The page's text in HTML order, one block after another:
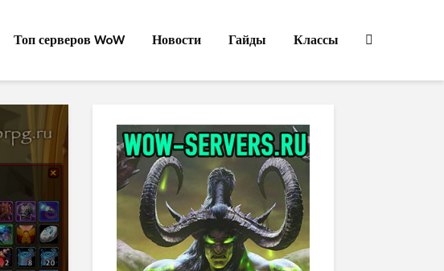
Топ серверов WoW Новости Гайды Классы